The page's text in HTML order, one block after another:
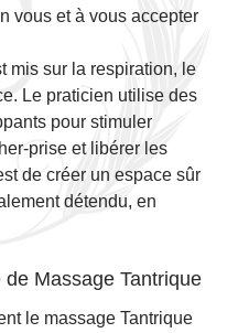
vous et à vous accepter
mis sur la respiration, le
Le praticien utilise des
pour stimuler
prise et libérer les
de créer un espace sûr
détendu, en
de Massage Tantrique
le massage Tantrique